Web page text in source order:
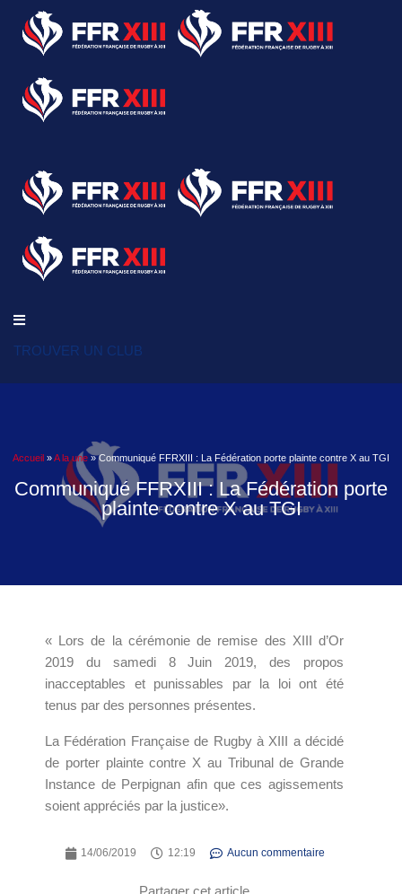
TROUVER UN CLUB
Accueil »A la une»Communiqué FFRXIII : La Fédération porte plainte contre X au TGI
Communiqué FFRXIII : La Fédération porte
plainte contre X au TGI
« Lors de la cérémonie de remise des XIII d’Or
2019 du samedi 8 Juin 2019, des propos
inacceptables et punissables par la loi ont été
tenus par des personnes présentes.
La Fédération Française de Rugby à XIII a décidé
de porter plainte contre X au Tribunal de Grande
Instance de Perpignan afin que ces agissements
soient appréciés par la justice».
14/06/2019 12:19 Aucun commentaire